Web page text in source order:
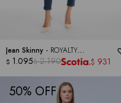
Jean Skinny - ROYALTY
COLLECTION
$ 1.095$ 2.190 $ 931
50